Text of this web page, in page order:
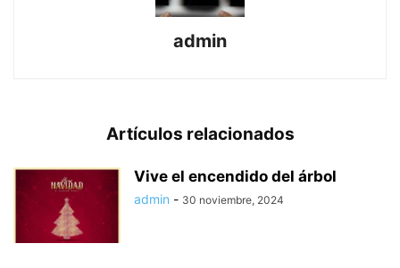
admin
Artículos relacionados
Vive el encendido del árbol
admin - 30 noviembre, 2024